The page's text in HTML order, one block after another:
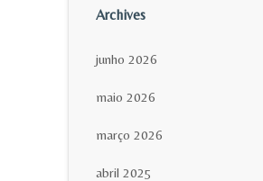
Archives
junho 2026
maio 2026
março 2026
abril 2025